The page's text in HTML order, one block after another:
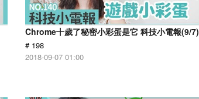
Chrome十歲了秘密小彩蛋是它 科技小電報(9/7)
# 198
2018-09-07 01:00